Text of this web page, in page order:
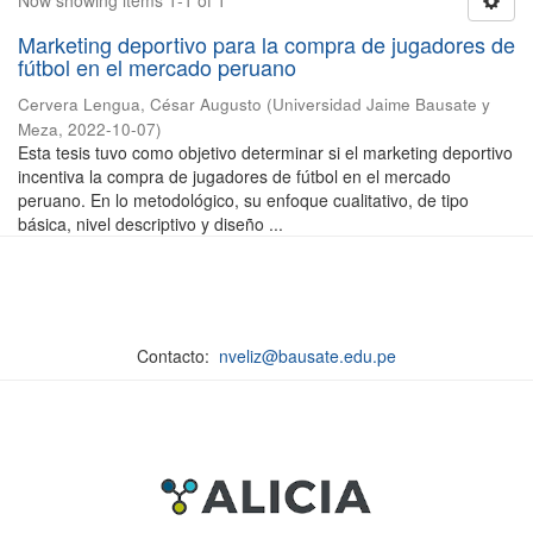
Marketing deportivo para la compra de jugadores de
fútbol en el mercado peruano
Cervera Lengua, César Augusto (Universidad Jaime Bausate y
Meza, 2022-10-07)
Esta tesis tuvo como objetivo determinar si el marketing deportivo
incentiva la compra de jugadores de fútbol en el mercado
peruano. En lo metodológico, su enfoque cualitativo, de tipo
básica, nivel descriptivo y diseño ...
Contacto: nveliz@bausate.edu.pe